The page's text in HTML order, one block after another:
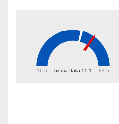
media Italia 55.1
16.5 83.5